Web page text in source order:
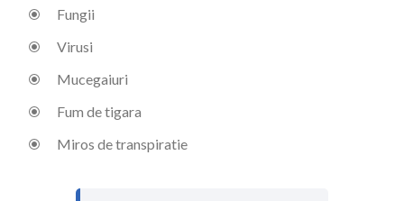
Fungii
Virusi
Mucegaiuri
Fum de tigara
Miros de transpiratie